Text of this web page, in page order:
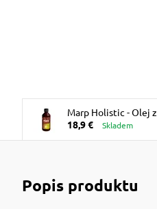
Marp Holistic - Olej
18,9 €
Skladem
Popis produktu